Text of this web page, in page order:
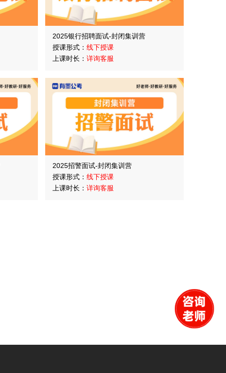
2025银行招聘面试-封闭集训营
授课形式： 线下授课
上课时长： 详询客服
2025招警面试-封闭集训营
授课形式： 线下授课
上课时长： 详询客服